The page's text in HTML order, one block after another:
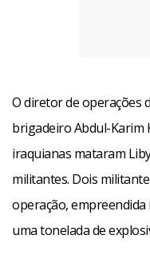
O diretor de operações
brigadeiro Abdul-Karim
iraquianas mataram
militantes. Dois
operação,
uma tonelada de